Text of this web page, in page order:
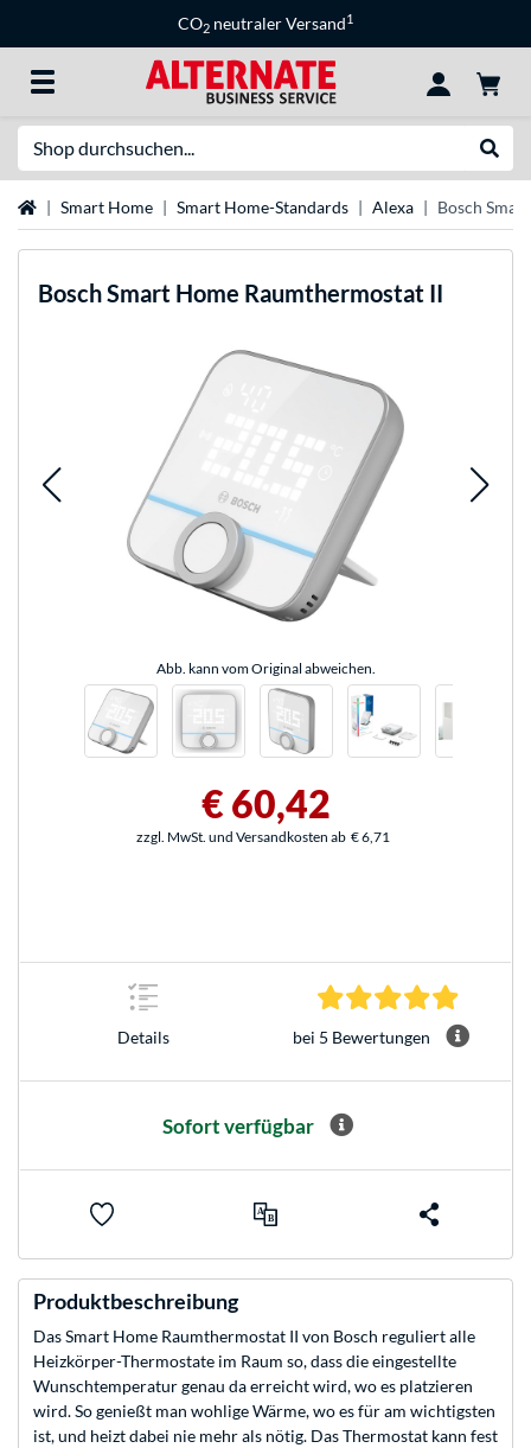
CO2 neutraler Versand1
StartseiteSmart Home Smart Home-Standards Alexa Bosch
BoschSmart Home Raumthermostat II
Abb. kann vom Original abweichen.
€ 60,42
zzgl. MwSt. und Versandkosten ab € 6,71
Details bei 5 Bewertungen
Sofort verfügbar
Produktbeschreibung
Das Smart Home Raumthermostat II von Bosch reguliert alle
Heizkörper-Thermostate im Raum so, dass die eingestellte
Wunschtemperatur genau da erreicht wird, wo es platzieren
wird. So genießt man wohlige Wärme, wo es für am wichtigsten
ist, und heizt dabei nie mehr als nötig. Das Thermostat kann fest